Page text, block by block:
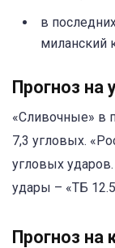
в
миланский
Прогноз на
«Сливочные» в
7,3 угловых.
угловых
удары – «ТБ
Прогноз на